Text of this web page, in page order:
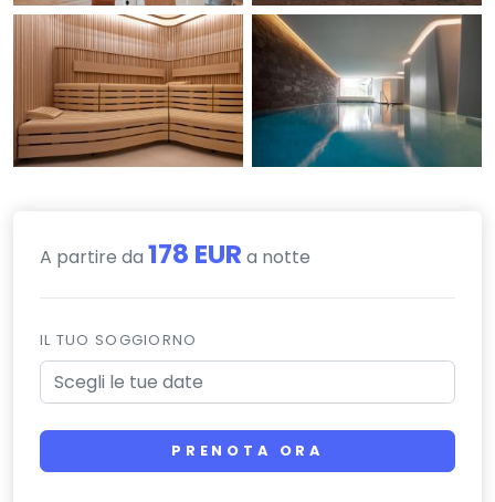
A partire da 178 EUR a notte
IL TUO SOGGIORNO
PRENOTA ORA